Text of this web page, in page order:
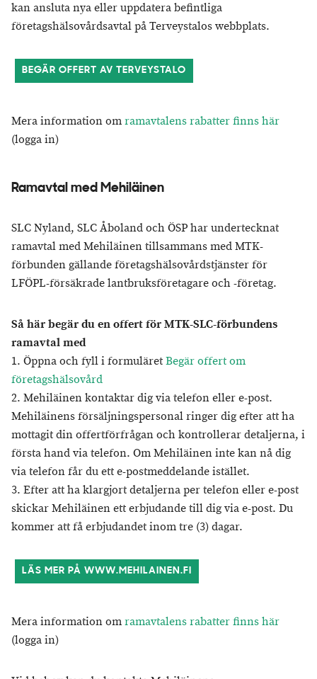
kan ansluta nya eller uppdatera befintliga
företagshälsovårdsavtal på Terveystalos webbplats.
BEGÄR OFFERT AV TERVEYSTALO
Mera information omramavtalens rabatter finns här
(logga in)
Ramavtal med Mehiläinen
SLC Nyland, SLC Åboland och ÖSP har undertecknat
ramavtal med Mehiläinen tillsammans med MTK-
förbunden gällande företagshälsovårdstjänster för
LFÖPL-försäkrade lantbruksföretagare och -företag.
Så här begär du en offert för MTK-SLC-förbundens
ramavtal med
1. Öppna och fyll i formuläretBegär offert om
företagshälsovård
2. Mehiläinen kontaktar dig via telefon eller e-post.
Mehiläinens försäljningspersonal ringer dig efter att ha
mottagit din offertförfrågan och kontrollerar detaljerna, i
första hand via telefon. Om Mehiläinen inte kan nå dig
via telefon får du ett e-postmeddelande istället.
3. Efter att ha klargjort detaljerna per telefon eller e-post
skickar Mehiläinen ett erbjudande till dig via e-post. Du
kommer att få erbjudandet inom tre (3) dagar.
LÄS MER PÅ WWW.MEHILAINEN.FI
Mera information omramavtalens rabatter finns här
(logga in)